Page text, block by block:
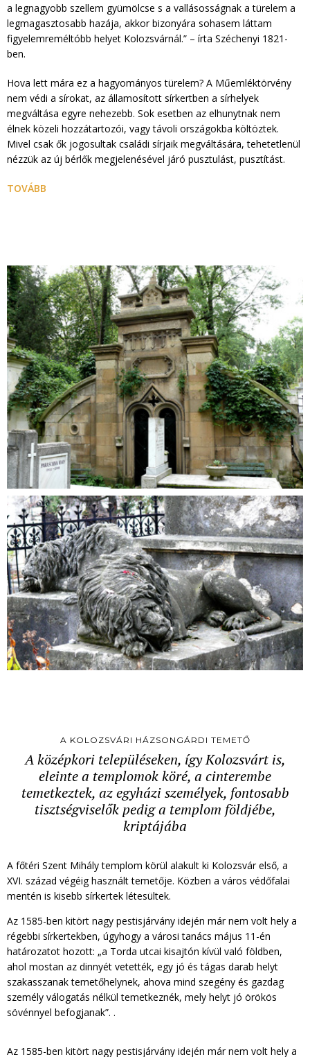
a legnagyobb szellem gyümölcse s a vallásosságnak a türelem a
legmagasztosabb hazája, akkor bizonyára sohasem láttam
figyelemreméltóbb helyet Kolozsvárnál.” – írta Széchenyi 1821-
ben.
Hova lett mára ez a hagyományos türelem? A Műemléktörvény
nem védi a sírokat, az államosított sírkertben a sírhelyek
megváltása egyre nehezebb. Sok esetben az elhunytnak nem
élnek közeli hozzátartozói, vagy távoli országokba költöztek.
Mivel csak ők jogosultak családi sírjaik megváltására, tehetetlenül
nézzük az új bérlők megjelenésével járó pusztulást, pusztítást.
TOVÁBB
A KOLOZSVÁRI HÁZSONGÁRDI TEMETŐ
A középkori településeken, így Kolozsvárt is,
eleinte a templomok köré, a cinterembe
temetkeztek, az egyházi személyek, fontosabb
tisztségviselők pedig a templom földjébe,
kriptájába
A főtéri Szent Mihály templom körül alakult ki Kolozsvár első, a
XVI. század végéig használt temetője. Közben a város védőfalai
mentén is kisebb sírkertek létesültek.
Az 1585-ben kitört nagy pestisjárvány idején már nem volt hely a
régebbi sírkertekben, úgyhogy a városi tanács május 11-én
határozatot hozott: „a Torda utcai kisajtón kívül való földben,
ahol mostan az dinnyét vetették, egy jó és tágas darab helyt
szakasszanak temetőhelynek, ahova mind szegény és gazdag
személy válogatás nélkül temetkeznék, mely helyt jó örökös
sövénnyel befogjanak”. .
Az 1585-ben kitört nagy pestisjárvány idején már nem volt hely a